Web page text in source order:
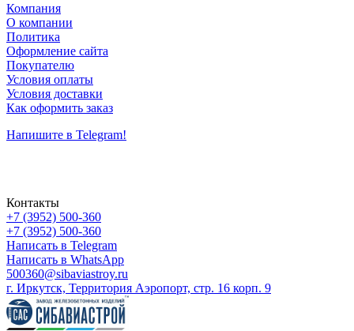
Компания
О компании
Политика
Оформление сайта
Покупателю
Условия оплаты
Условия доставки
Как оформить заказ
Напишите в Telegram!
Контакты
+7 (3952) 500-360
+7 (3952) 500-360
Написать в Telegram
Написать в WhatsApp
500360@sibaviastroy.ru
г. Иркутск, Территория Аэропорт, стр. 16 корп. 9